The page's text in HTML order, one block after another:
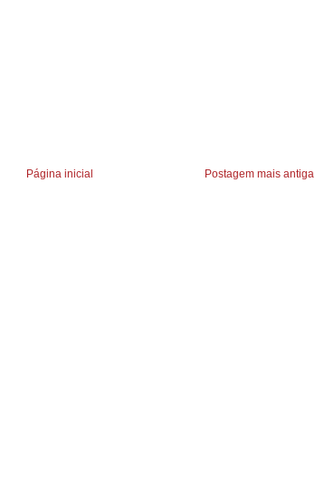
Postagem mais antiga
Página inicial